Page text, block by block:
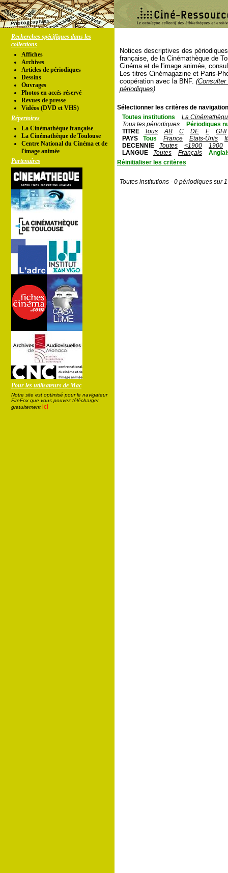
Recherches spécifiques dans les
collections
Affiches
Archives
Articles de périodiques
Dessins
Ouvrages
Photos en accés réservé
Revues de presse
Vidéos (DVD et VHS)
Répertoires
La Cinémathèque française
La Cinémathèque de Toulouse
Centre National du Cinéma et de
l'image animée
Partenaires
Pour les utilisateurs de Mac
Notre site est optimisé pour le navigateur
FireFox que vous pouvez télécharger
gratuitement ici
Notices descriptives des
française, de la Cinémathèque de
Cinéma et de l'image animée,
Les titres Cinémagazine et Paris-
coopération avec la BNF.
périodiques)
Sélectionner les critères de
Toutes institutions
La
Tous les périodiques
Périodiques
TITRE
Tous AB C DE F
GHI
PAYS
Tous France Etats-Unis
DECENNIE
Toutes <1900
1900
LANGUE
Toutes Français
Réinitialiser les critères
Toutes institutions - 0 périodiques sur